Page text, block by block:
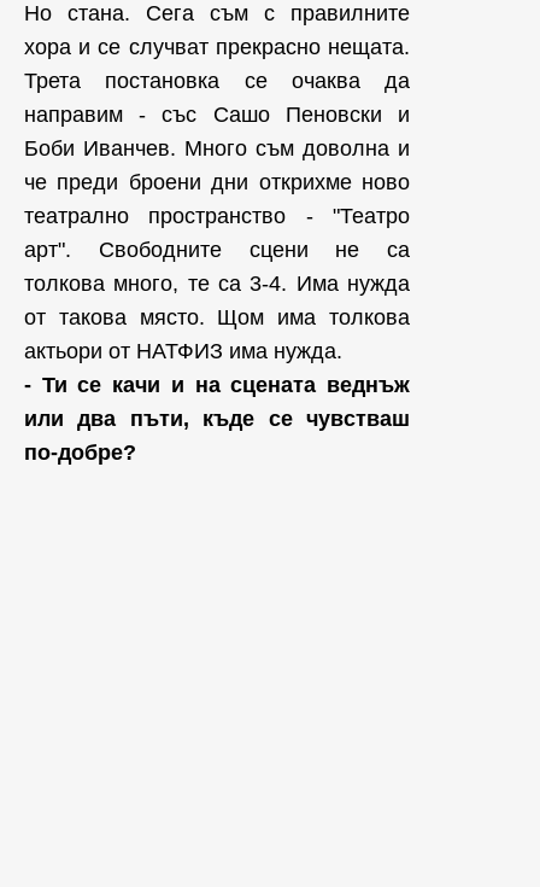
Но стана. Сега съм с правилните
хора и се случват прекрасно нещата.
Трета постановка се очаква да
направим - със Сашо Пеновски и
Боби Иванчев. Много съм доволна и
че преди броени дни открихме ново
театрално пространство - "Театро
арт". Свободните сцени не са
толкова много, те са 3-4. Има нужда
от такова място. Щом има толкова
актьори от НАТФИЗ има нужда.
- Ти се качи и на сцената веднъж
или два пъти, къде се чувстваш
по-добре?